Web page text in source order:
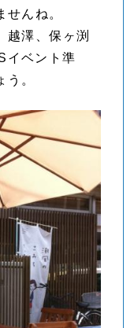
んね。
越澤、保ヶ渕
イベント準
。